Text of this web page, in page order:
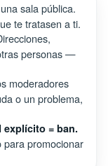
sala pública.
te tratasen a ti.
personas —
moderadores
o un problema,
= ban.
para promocionar